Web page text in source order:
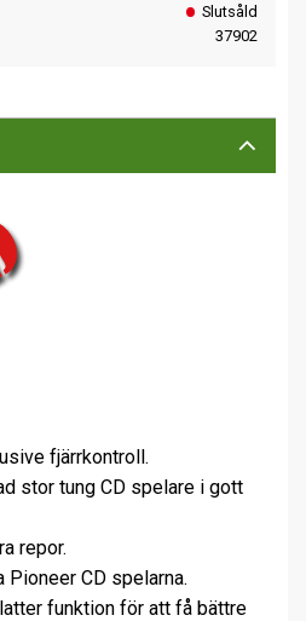
Slutsåld
37902
fjärrkontroll.
stor tung CD spelare i gott
repor.
Pioneer CD spelarna.
funktion för att få bättre